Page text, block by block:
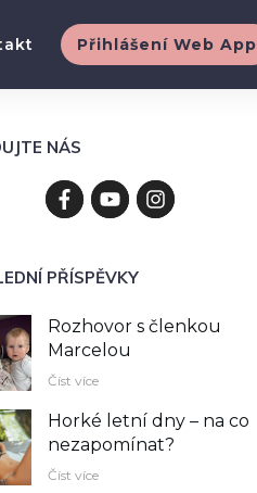
Přihlášení Web App
NÁS
PŘÍSPĚVKY
Rozhovor s členkou
Marcelou
Číst více
Horké letní dny – na co
nezapomínat?
Číst více